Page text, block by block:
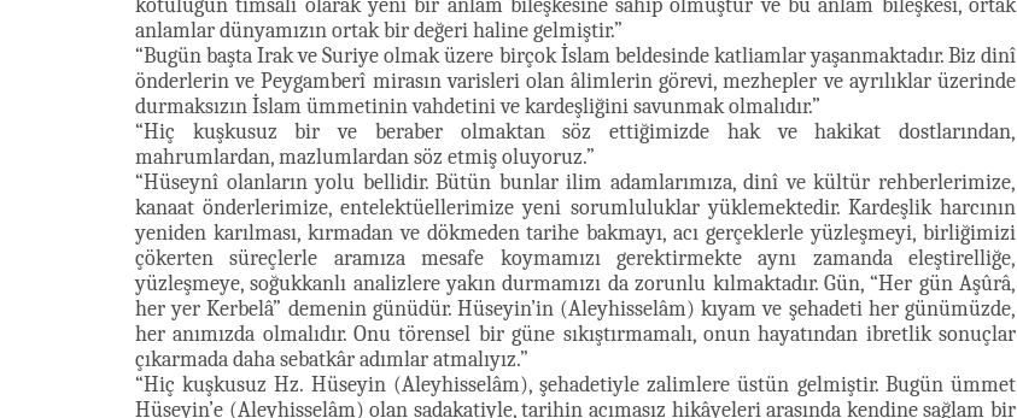
kötülüğün timsali olarak yeni bir anlam bileşkesine sahip olmuştur ve bu anlam bileşkesi, ortak
anlamlar dünyamızın ortak bir değeri haline gelmiştir.”
“Bugün başta Irak ve Suriye olmak üzere birçok İslam beldesinde katliamlar yaşanmaktadır. Biz dinî
önderlerin ve Peygamberî mirasın varisleri olan âlimlerin görevi, mezhepler ve ayrılıklar üzerinde
durmaksızın İslam ümmetinin vahdetini ve kardeşliğini savunmak olmalıdır.”
“Hiç kuşkusuz bir ve beraber olmaktan söz ettiğimizde hak ve hakikat dostlarından,
mahrumlardan, mazlumlardan söz etmiş oluyoruz.”
“Hüseynî olanların yolu bellidir. Bütün bunlar ilim adamlarımıza, dinî ve kültür rehberlerimize,
kanaat önderlerimize, entelektüellerimize yeni sorumluluklar yüklemektedir. Kardeşlik harcının
yeniden karılması, kırmadan ve dökmeden tarihe bakmayı, acı gerçeklerle yüzleşmeyi, birliğimizi
çökerten süreçlerle aramıza mesafe koymamızı gerektirmekte aynı zamanda eleştirelliğe,
yüzleşmeye, soğukkanlı analizlere yakın durmamızı da zorunlu kılmaktadır. Gün, “Her gün Aşûrâ,
her yer Kerbelâ” demenin günüdür. Hüseyin’in (Aleyhisselâm) kıyam ve şehadeti her günümüzde,
her anımızda olmalıdır. Onu törensel bir güne sıkıştırmamalı, onun hayatından ibretlik sonuçlar
çıkarmada daha sebatkâr adımlar atmalıyız.”
“Hiç kuşkusuz Hz. Hüseyin (Aleyhisselâm), şehadetiyle zalimlere üstün gelmiştir. Bugün ümmet
Hüseyin’e (Aleyhisselâm) olan sadakatiyle, tarihin acımasız hikâyeleri arasında kendine sağlam bir